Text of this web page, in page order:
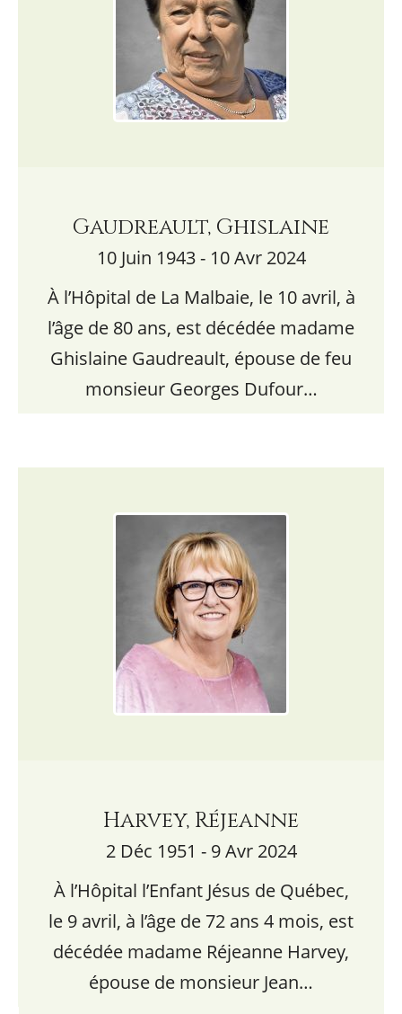
Gaudreault, Ghislaine
10 Juin 1943 - 10 Avr 2024
À l’Hôpital de La Malbaie, le 10 avril, à
l’âge de 80 ans, est décédée madame
Ghislaine Gaudreault, épouse de feu
monsieur Georges Dufour…
Harvey, Réjeanne
2 Déc 1951 - 9 Avr 2024
À l’Hôpital l’Enfant Jésus de Québec,
le 9 avril, à l’âge de 72 ans 4 mois, est
décédée madame Réjeanne Harvey,
épouse de monsieur Jean…